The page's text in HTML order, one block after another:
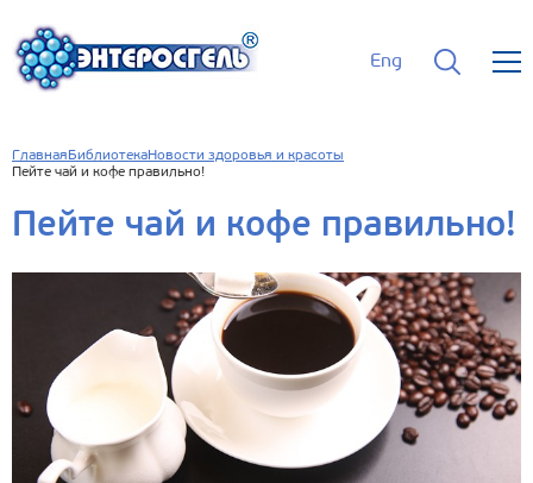
Eng
Главная БиблиотекаНовости здоровья и красоты
Пейте чай и кофе правильно!
Пейте чай и кофе правильно!